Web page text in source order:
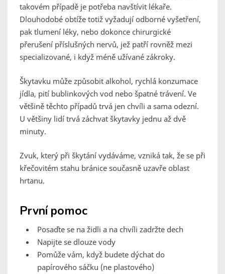
takovém případě je potřeba navštívit lékaře.
Dlouhodobé obtíže totiž vyžadují odborné vyšetření,
pak tlumení léky, nebo dokonce chirurgické
přerušení příslušných nervů, jež patří rovněž mezi
specializované, i když méně užívané zákroky.
Škytavku může způsobit alkohol, rychlá konzumace
jídla, pití bublinkových vod nebo špatné trávení. Ve
většině těchto případů trvá jen chvíli a sama odezní.
U většiny lidí trvá záchvat škytavky jednu až dvě
minuty.
Zvuk, který při škytání vydáváme, vzniká tak, že se při
křečovitém stahu bránice současně uzavře oblast
hrtanu.
První pomoc
Posaďte se na židli a na chvíli zadržte dech
Napijte se dlouze vody
Pomůže vám, když budete dýchat do
papírového sáčku (ne plastového)